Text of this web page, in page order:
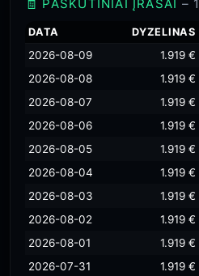
🧾 PASKUTINIAI ĮRAŠAI –
DATA DYZELINAS
2026-08-09 1.919 €
2026-08-08
1.919 €
2026-08-07
1.919 €
2026-08-06
1.919 €
2026-08-05
1.919 €
2026-08-04
1.919 €
2026-08-03
1.919 €
2026-08-02
1.919 €
2026-08-01
1.919 €
2026-07-31
1.919 €